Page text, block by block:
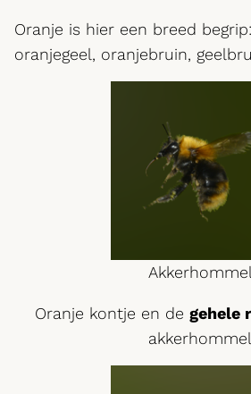
Oranje is hier een breed
oranjegeel, oranjebruin,
Akkerhommel
Oranje kontje en de gehele
akkerhommel